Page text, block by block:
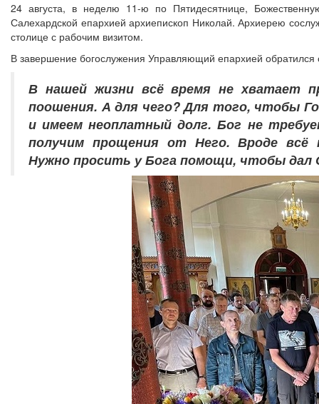
24 августа, в неделю 11-ю по Пятидесятнице,
Салехардской епархией архиепископ Николай. Архиерею
столице с рабочим визитом.
В завершение богослужения Управляющий епархией
В нашей жизни всё время не хватает
поошения. А для чего? Для того, чтобы
и имеем неоплатный долг. Бог не
получим прощения от Него. Вроде
Нужно просить у Бога помощи, чтобы дал